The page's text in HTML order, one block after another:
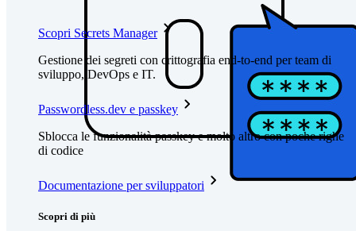
Scopri Secrets Manager
Gestione dei segreti con crittografia end-to-end per team di
sviluppo, DevOps e IT.
Passwordless.dev e passkey
Sblocca le funzionalità passkey e molto altro con poche righe
di codice
Documentazione per sviluppatori
Scopri di più